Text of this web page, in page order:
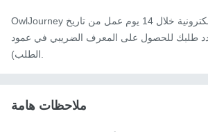
OwlJourney سيتم إصدار فاتورة إلكترونية خلال 14 يوم عمل من تاريخ
طلبك للحصول على المعرف الضريبي في عمود
ملاحظات هامة